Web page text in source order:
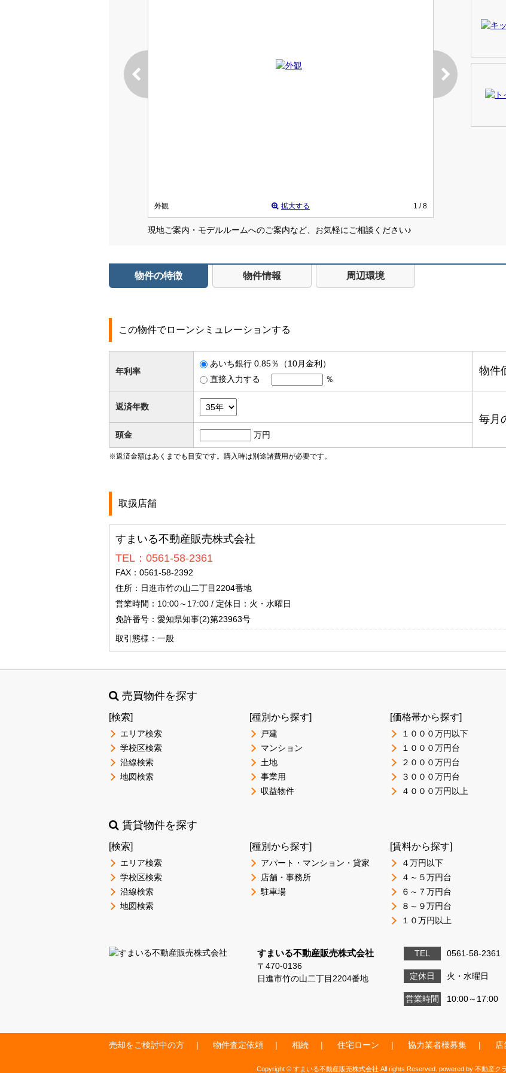
外観 拡大する 1 / 8
現地ご案内・モデルルームへのご案内など、お気軽にご相談ください♪
物件の特徴 物件情報 周辺環境
この物件でローンシミュレーションする
年利率
あいち銀行 0.85％（10月金利）
直接入力する
％
物件
返済年数
毎月
頭金
万円
※返済金額はあくまでも目安です。購入時は別途諸費用が必要です。
取扱店舗
すまいる不動産販売株式会社
TEL：0561-58-2361
FAX：0561-58-2392
住所：日進市竹の山二丁目2204番地
営業時間：10:00～17:00 / 定休日：火・水曜日
免許番号：愛知県知事(2)第23963号
取引態様：一般
売買物件を探す
[検索]
エリア検索
学校区検索
沿線検索
地図検索
[種別から探す]
戸建
マンション
土地
事業用
収益物件
[価格帯から探す]
１０００万円以下
１０００万円台
２０００万円台
３０００万円台
４０００万円以上
賃貸物件を探す
[検索]
エリア検索
学校区検索
沿線検索
地図検索
[種別から探す]
アパート・マンション・貸家
店舗・事務所
駐車場
[賃料から探す]
４万円以下
４～５万円台
６～７万円台
８～９万円台
１０万円以上
すまいる不動産販売株式会社
〒470-0136
日進市竹の山二丁目2204番地
TEL 0561-58-2361
定休日 火・水曜日
営業時間 10:00～17:00
売却をご検討中の方 物件査定依頼 相続 住宅ローン 協力業者様募集 店
Copyright © すまいる不動産販売株式会社 All rights Reserved. powered by 不動産ク